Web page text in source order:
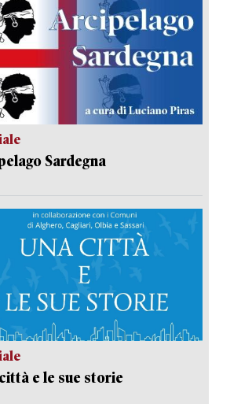
Sardegna
e le sue storie